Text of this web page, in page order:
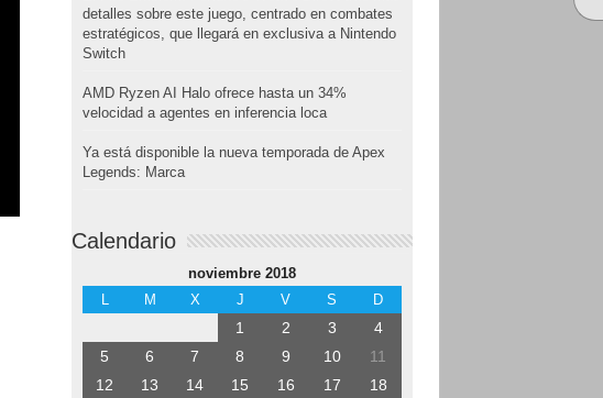
detalles sobre este juego, centrado en combates
estratégicos, que llegará en exclusiva a Nintendo
Switch
AMD Ryzen AI Halo ofrece hasta un 34%
velocidad a agentes en inferencia loca
Ya está disponible la nueva temporada de Apex
Legends: Marca
Calendario
noviembre 2018
L
M X J V S D
1 2 3
4
5
6 7 8 9 10
11
12
13 14 15 16 17
18